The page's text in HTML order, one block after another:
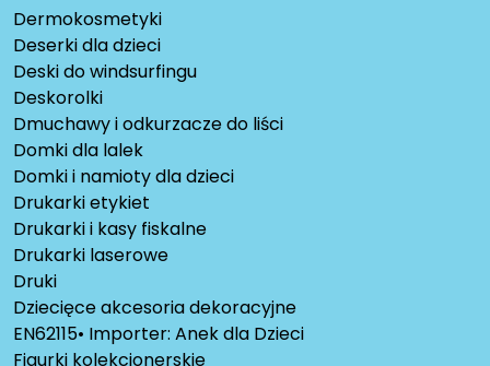
Dermokosmetyki
Deserki dla dzieci
Deski do windsurfingu
Deskorolki
Dmuchawy i odkurzacze do liści
Domki dla lalek
Domki i namioty dla dzieci
Drukarki etykiet
Drukarki i kasy fiskalne
Drukarki laserowe
Druki
Dziecięce akcesoria dekoracyjne
EN62115• Importer: Anek dla Dzieci
Figurki kolekcjonerskie